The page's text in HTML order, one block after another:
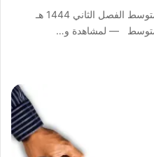
اختبار نهائي اللغة الانجليزية الثالث المتوسط الفصل الثاني 1444 هـ
المتوسط​ — لمشاهدة و…